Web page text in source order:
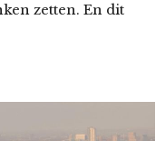
zetten. En dit